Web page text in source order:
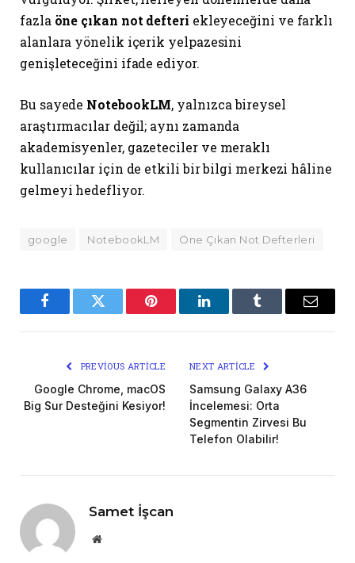
fazla öne çıkan not defteri ekleyeceğini ve farklı
alanlara yönelik içerik yelpazesini
genişleteceğini ifade ediyor.
Bu sayede NotebookLM, yalnızca bireysel
araştırmacılar değil; aynı zamanda
akademisyenler, gazeteciler ve meraklı
kullanıcılar için de etkili bir bilgi merkezi hâline
gelmeyi hedefliyor.
google NotebookLM Öne Çıkan Not Defterleri
FacebookTwitter Pinterest LinkedInTumblr Email
PREVIOUS ARTICLE
Google Chrome, macOS
Big Sur Desteğini Kesiyor!
NEXT ARTICLE
Samsung Galaxy A36
İncelemesi: Orta
Segmentin Zirvesi Bu
Telefon Olabilir!
Samet İşcan
Website